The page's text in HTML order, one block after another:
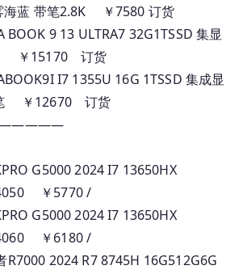
海蓝 带笔2.8K ￥7580 订货
9 13 ULTRA7 32G1TSSD 集显
￥15170 订货
I7 1355U 16G 1TSSD 集成显
￥12670 订货
G5000 2024 I7 13650HX
￥5770 /
G5000 2024 I7 13650HX
￥6180 /
2024 R7 8745H 16G512G6G